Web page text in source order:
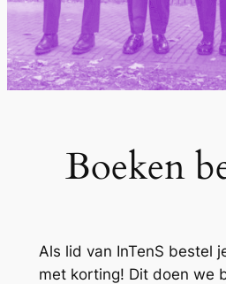
Boeken
Als lid van InTenS bestel
met korting! Dit doen we